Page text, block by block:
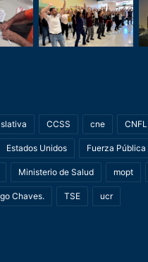
CCSS cne CNFL
Estados Unidos Fuerza Pública
Ministerio de Salud mopt
Chaves. TSE ucr